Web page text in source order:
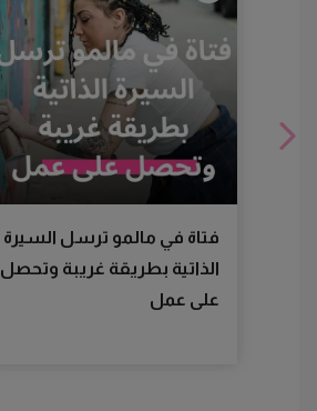
فتاة في مالمو ترسل السيرة
الذاتية بطريقة غريبة وتحصل
على عمل